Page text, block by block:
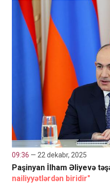
09:36 — 22 dekabr, 2025
Paşinyan İlham Əliyevə
nailiyyətlərdən biridir"